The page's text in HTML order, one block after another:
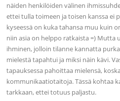
näiden henkilöiden välinen
ettei tulla toimeen ja toisen kanssa ei
kyseessä on kuka tahansa muu kuin
niin asia on helppo ratkaista =) Mutta
ihminen, jolloin tilanne kannatta
mielestä tapahtui ja miksi näin kävi.
tapauksessa pahoittaa mielensä,
kommunikaatiotaitoja. Tässä kohtaa
tarkkaan, ettei totuus paljastu.